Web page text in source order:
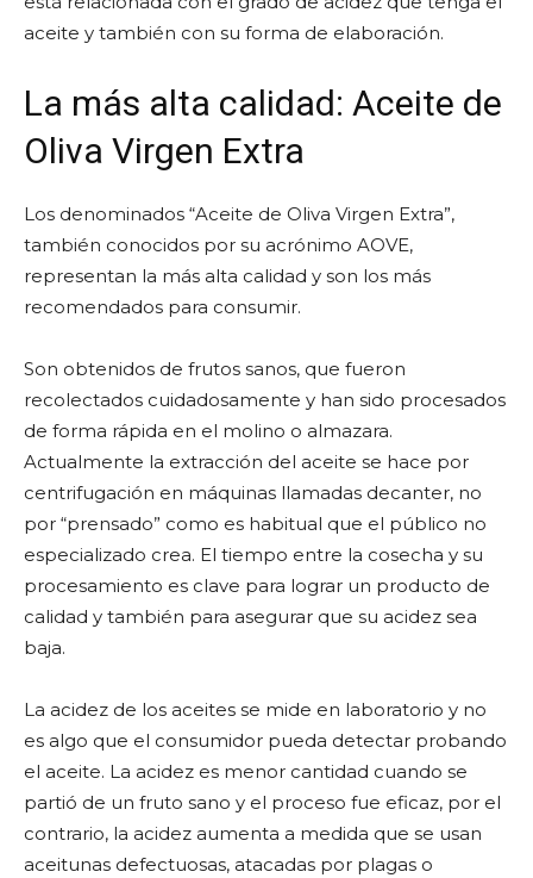
aceite y también con su forma de elaboración.
La más alta calidad: Aceite de
Oliva Virgen Extra
Los denominados “Aceite de Oliva Virgen Extra”,
también conocidos por su acrónimo AOVE,
representan la más alta calidad y son los más
recomendados para consumir.
Son obtenidos de frutos sanos, que fueron
recolectados cuidadosamente y han sido procesados
de forma rápida en el molino o almazara.
Actualmente la extracción del aceite se hace por
centrifugación en máquinas llamadas decanter, no
por “prensado” como es habitual que el público no
especializado crea. El tiempo entre la cosecha y su
procesamiento es clave para lograr un producto de
calidad y también para asegurar que su acidez sea
baja.
La acidez de los aceites se mide en laboratorio y no
es algo que el consumidor pueda detectar probando
el aceite. La acidez es menor cantidad cuando se
partió de un fruto sano y el proceso fue eficaz, por el
contrario, la acidez aumenta a medida que se usan
aceitunas defectuosas, atacadas por plagas o